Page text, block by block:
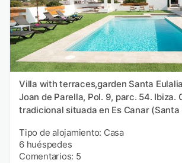
Villa with terraces,garden Santa
Joan de Parella, Pol. 9, parc. 54. Ibiza.
tradicional situada en Es Canar (Santa
Tipo de alojamiento: Casa
6 huéspedes
Comentarios: 5